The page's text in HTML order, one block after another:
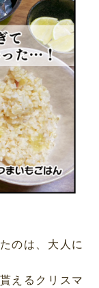
のは、大人に
えるクリスマ